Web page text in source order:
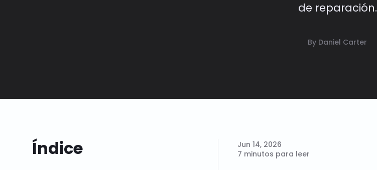
de reparación.
By Daniel Carter
Índice
Jun 14, 2026
7 minutos para leer